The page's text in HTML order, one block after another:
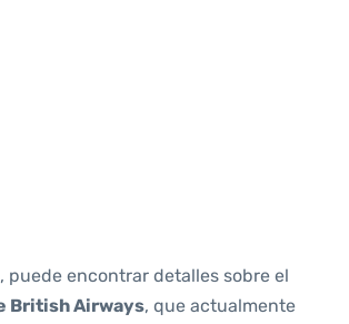
puede encontrar detalles sobre el
British Airways, que actualmente